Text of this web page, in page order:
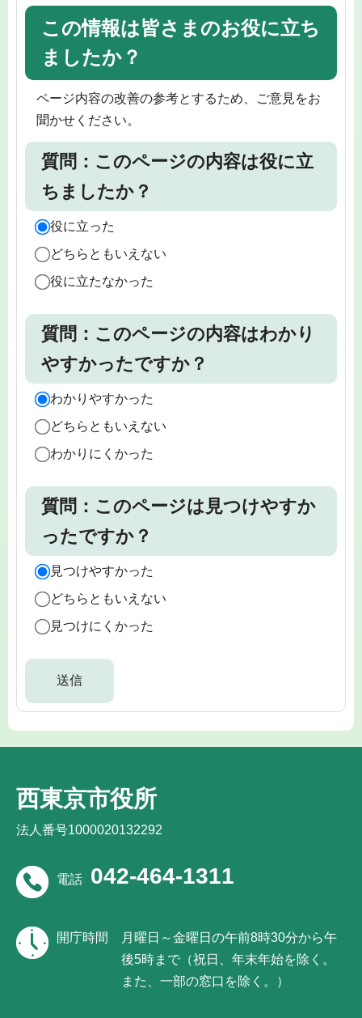
この情報は皆さまのお役に立ち
ましたか？
ページ内容の改善の参考とするため、ご意見をお
聞かせください。
質問：このページの内容は役に立
ちましたか？
役に立った
どちらともいえない
役に立たなかった
質問：このページの内容はわかり
やすかったですか？
わかりやすかった
どちらともいえない
わかりにくかった
質問：このページは見つけやすか
ったですか？
見つけやすかった
どちらともいえない
見つけにくかった
西東京市役所
法人番号1000020132292
電話 042-464-1311
開庁時間
月曜日～金曜日の午前8時30分から午
後5時まで（祝日、年末年始を除く。
また、一部の窓口を除く。）